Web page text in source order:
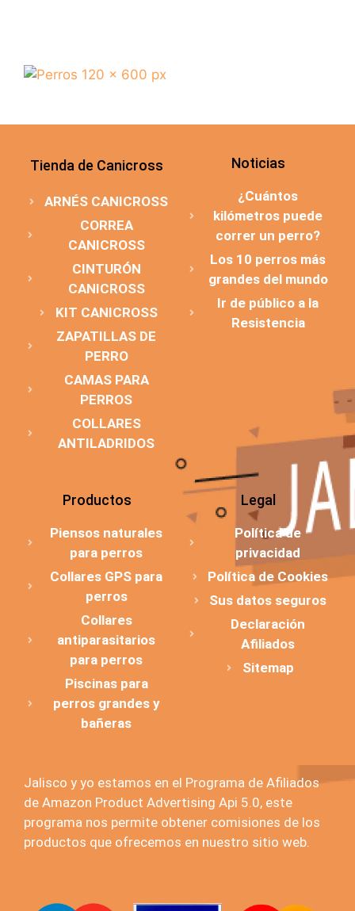
Tienda de Canicross
ARNÉS CANICROSS
CORREA
CANICROSS
CINTURÓN
CANICROSS
KIT CANICROSS
ZAPATILLAS DE
PERRO
CAMAS PARA
PERROS
COLLARES
ANTILADRIDOS
Noticias
¿Cuántos
kilómetros puede
correr un perro?
Los 10 perros más
grandes del mundo
Ir de público a la
Resistencia
Productos
Piensos naturales
para perros
Collares GPS para
perros
Collares
antiparasitarios
para perros
Piscinas para
perros grandes y
bañeras
Legal
Política de
privacidad
Política de Cookies
Sus datos seguros
Declaración
Afiliados
Sitemap
Jalisco y yo estamos en el Programa de Afiliados
de Amazon Product Advertising Api 5.0, este
programa nos permite obtener comisiones de los
productos que ofrecemos en nuestro sitio web.